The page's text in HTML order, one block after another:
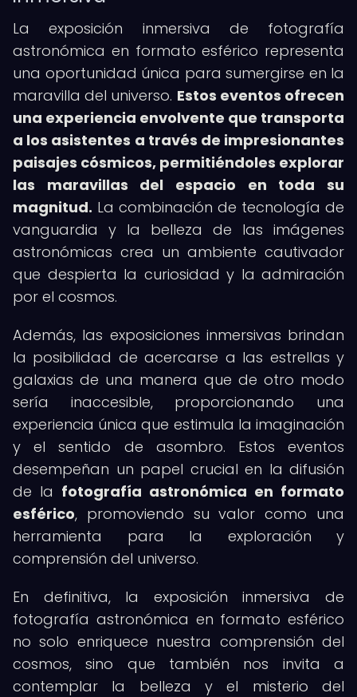
La exposición inmersiva de fotografía
astronómica en formato esférico representa
una oportunidad única para sumergirse en la
maravilla del universo. Estos eventos ofrecen
una experiencia envolvente que transporta
a los asistentes a través de impresionantes
paisajes cósmicos, permitiéndoles explorar
las maravillas del espacio en toda su
magnitud. La combinación de tecnología de
vanguardia y la belleza de las imágenes
astronómicas crea un ambiente cautivador
que despierta la curiosidad y la admiración
por el cosmos.
Además, las exposiciones inmersivas brindan
la posibilidad de acercarse a las estrellas y
galaxias de una manera que de otro modo
sería inaccesible, proporcionando una
experiencia única que estimula la imaginación
y el sentido de asombro. Estos eventos
desempeñan un papel crucial en la difusión
de la fotografía astronómica en formato
esférico, promoviendo su valor como una
herramienta para la exploración y
comprensión del universo.
En definitiva, la exposición inmersiva de
fotografía astronómica en formato esférico
no solo enriquece nuestra comprensión del
cosmos, sino que también nos invita a
contemplar la belleza y el misterio del